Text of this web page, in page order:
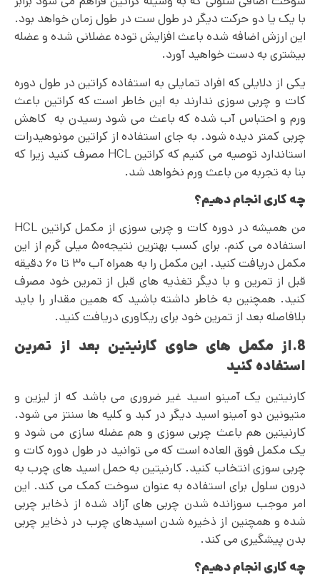
با یک یا دو حرکت دیگر در طول ست در طول زمان خواهد بود.
این ارزش اضافه شده باعث افزایش توده عضلانی شده و عضله
بیشتری به دست خواهید آورد.
یکی از دلایلی که افراد تمایلی به استفاده کراتین در طول دوره
کات و چربی سوزی ندارند به این خاطر است که کراتین باعث
ورم و احتباس آب شده که باعث می شود رسیدن به کاهش
چربی کمتر دیده شود. به جای استفاده از کراتین مونوهیدرات
استاندارد توصیه می کنیم که کراتین HCL مصرف کنید زیرا که
بنا به تجربه من باعث ورم نخواهد شد.
چه کاری انجام دهیم؟
من همیشه در دوره کات و چربی سوزی از مکمل کراتین HCL
استفاده می کنم. برای کسب بهترین نتیجه۵۰ میلی گرم از این
مکمل دریافت کنید. این مکمل را به همراه آب ۳۰ تا ۶۰ دقیقه
قبل از تمرین و با دیگر تغذیه های قبل از تمرین خود مصرف
کنید. همچنین به خاطر داشته باشید که همین مقدار را باید
بلافاصله بعد از تمرین خود برای ریکاوری دریافت کنید.
8.از مکمل های حاوی کارنیتین بعد از تمرین
استفاده کنید
کارنیتین یک آمینو اسید غیر ضروری می باشد که از لیزین و
متیونین دو آمینو اسید دیگر در کبد و کلیه‌ ها سنتز می شود.
کارنیتین هم باعث چربی سوزی و هم عضله سازی می شود و
یک مکمل فوق العاده است که می توانید در طول دوره کات و
چربی سوزی انتخاب کنید. کارنیتین به حمل اسید های چرب به
درون سلول برای استفاده به عنوان سوخت کمک می کند. این
امر موجب سوزانده شدن چربی های آزاد شده از ذخایر چربی
شده و همچنین از ذخیره شدن اسیدهای چرب در ذخایر چربی
بدن پیشگیری می کند.
چه کاری انجام دهیم؟